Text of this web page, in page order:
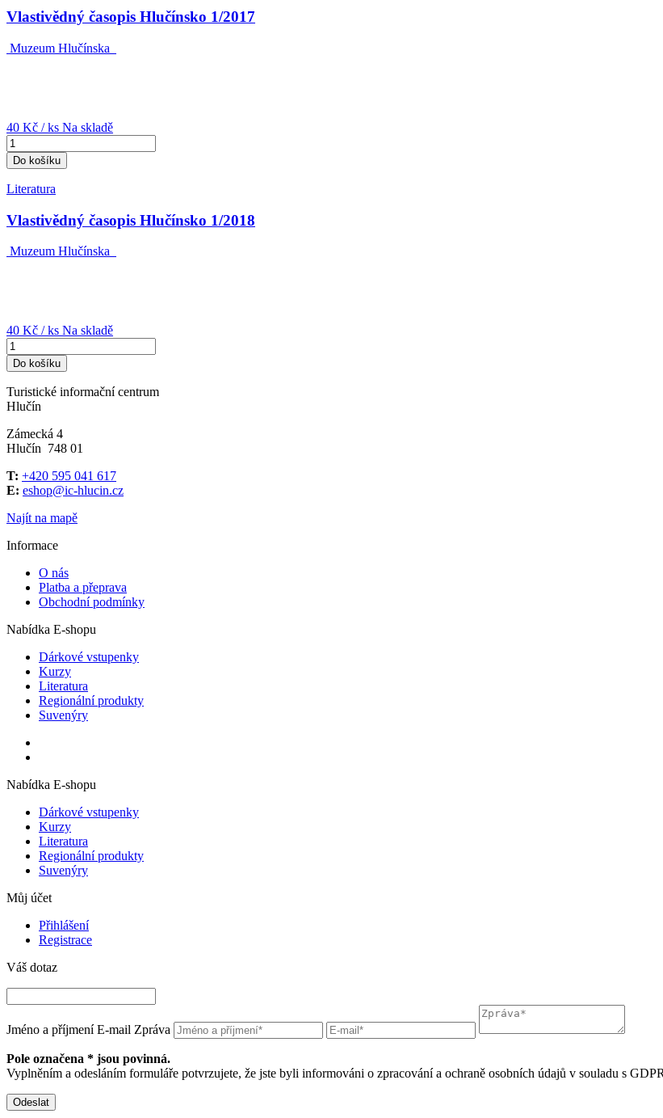
Vlastivědný časopis Hlučínsko 1/2017
Muzeum Hlučínska
40 Kč / ks Na skladě
Do košíku
Literatura
Vlastivědný časopis Hlučínsko 1/2018
Muzeum Hlučínska
40 Kč / ks Na skladě
Do košíku
Turistické informační centrum
Hlučín
Zámecká 4
Hlučín 748 01
T: +420 595 041 617
E: eshop@ic-hlucin.cz
Najít na mapě
Informace
O nás
Platba a přeprava
Obchodní podmínky
Nabídka E-shopu
Dárkové vstupenky
Kurzy
Literatura
Regionální produkty
Suvenýry
Nabídka E-shopu
Dárkové vstupenky
Kurzy
Literatura
Regionální produkty
Suvenýry
Můj účet
Přihlášení
Registrace
Váš dotaz
Jméno a příjmení E-mail Zpráva
Pole označena * jsou povinná.
Vyplněním a odesláním formuláře potvrzujete, že jste byli informováni o zpracování a ochraně osobních údajů v souladu s
Odeslat